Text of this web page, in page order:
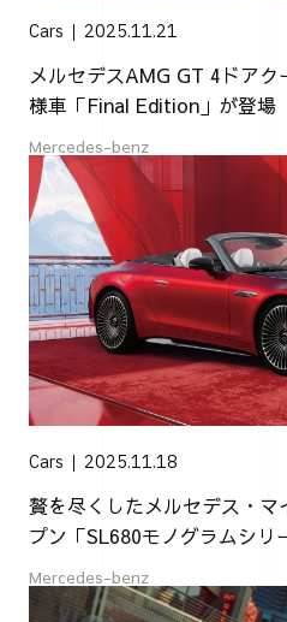
Cars 2025.11.21
メルセデスAMG GT 4ドア
様車「Final Edition」が登場
Mercedes-benz
Cars 2025.11.18
贅を尽くしたメルセデス・
プン「SL680モノグラムシリ
Mercedes-benz